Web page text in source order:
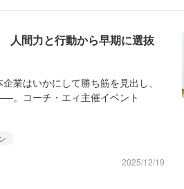
人間力と行動から早期に選抜
業はいかにして勝ち筋を見出し、
。コーチ・エィ主催イベント
2025/12/19